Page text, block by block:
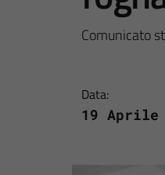
Comunicato
Data:
19 Aprile